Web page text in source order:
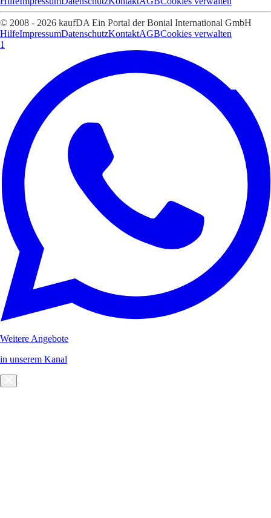
© 2008 - 2026 kaufDA Ein Portal der Bonial International GmbH
HilfeImpressumDatenschutzKontaktAGBCookies verwalten
1
Weitere Angebote
in unserem Kanal